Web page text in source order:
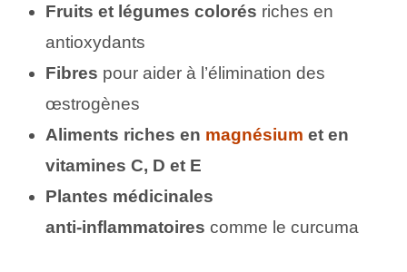
Fruits et légumes colorés riches en
antioxydants
Fibres pour aider à l’élimination des
œstrogènes
Aliments riches en magnésium et en
vitamines C, D et E
Plantes médicinales
anti‑inflammatoires comme le curcuma